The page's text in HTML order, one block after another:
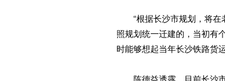
“根据长沙市规划，将在
照规划统一迁建的，当初有
时能够想起当年长沙铁路货